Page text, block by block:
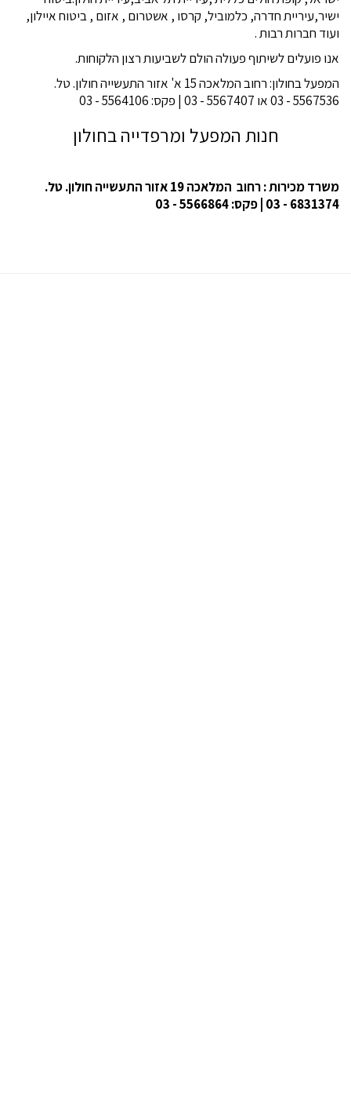
ישיר,עיריית חדרה, כלמוביל, קרסו , אשטרום , אזום , ביטוח איילון,
ועוד חברות רבות .
אנו פועלים לשיתוף פעולה הולם לשביעות רצון הלקוחות.
המפעל בחולון: רחוב המלאכה 15 א' אזור התעשייה חולון. טל.
5567536 - 03 או 5567407 - 03 | פקס: 5564106 - 03
חנות המפעל ומרפדייה בחולון
משרד מכירות : רחוב המלאכה 19 אזור התעשייה חולון. טל.
6831374 - 03 | פקס: 5566864 - 03